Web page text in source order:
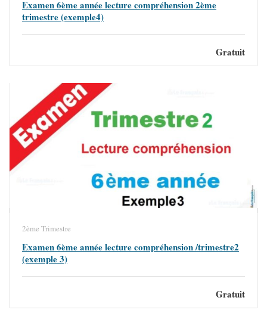
Examen 6ème année lecture compréhension 2ème
trimestre (exemple4)
Gratuit
2ème Trimestre
Examen 6ème année lecture compréhension /trimestre2
(exemple 3)
Gratuit